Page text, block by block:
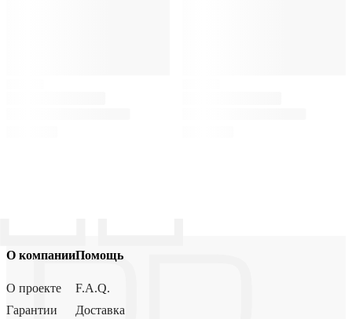
О компании
О проекте
Гарантии
Помощь
F.A.Q.
Доставка